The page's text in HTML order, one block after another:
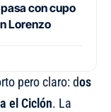
con cupo
Lorenzo
pero claro: dos
el Ciclón. La